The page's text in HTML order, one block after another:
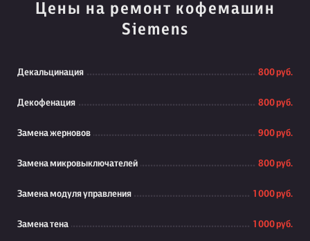
Цены на ремонт кофемашин
Siemens
Декальцинация 800 руб.
Декофенация 800 руб.
Замена жерновов 900 руб.
Замена микровыключателей 800 руб.
Замена модуля управления 1 000 руб.
Замена тена 1 000 руб.